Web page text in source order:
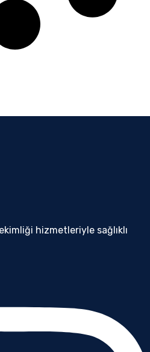
hizmetleriyle sağlıklı